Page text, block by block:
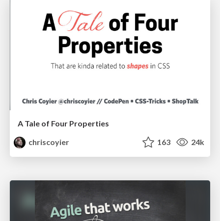
A Tale of Four Properties
chriscoyier
163 24k